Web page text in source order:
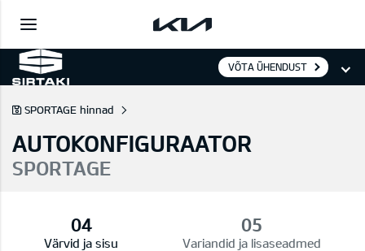
VÕTA ÜHENDUST
SPORTAGE hinnad
AUTOKONFIGURAATOR
SPORTAGE
Värvid ja sisu Variandid ja lisaseadmed